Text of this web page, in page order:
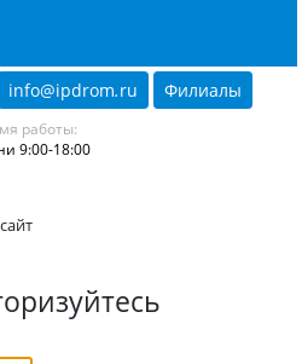
info@ipdrom.ru Филиалы
работы:
9:00-18:00